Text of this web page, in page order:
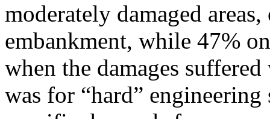
moderately damaged
embankment, while 47%
when the damages
was for “hard”